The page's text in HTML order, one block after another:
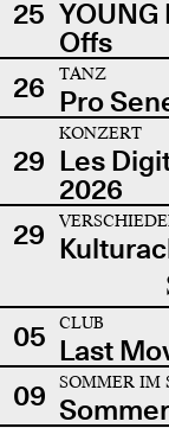
25 YOUNG
Offs
26
TANZ
Pro
29
KONZERT
Les
2026
29
05 CLUB
Last
09
SOMMER IM